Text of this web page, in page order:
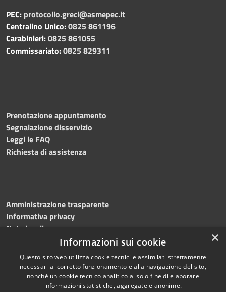
PEC: protocollo.greci@asmepec.it
Centralino Unico:0825 861196
Carabinieri:0825 861055
Commissariato:0825 829311
Prenotazione appuntamento
Segnalazione disservizio
Leggi le FAQ
Richiesta di assistenza
Amministrazione trasparente
Informativa privacy
Note legali
Dichiarazione di accessibilità
Copyright © 2026 • Comune di
×
Informazioni sui cookie
Questo sito web utilizza cookie tecnici e assimilati strettamente
necessari al corretto funzionamento e alla navigazione del sito,
nonché un cookie tecnico analitico al solo fine di elaborare
informazioni statistiche, aggregate e anonime.